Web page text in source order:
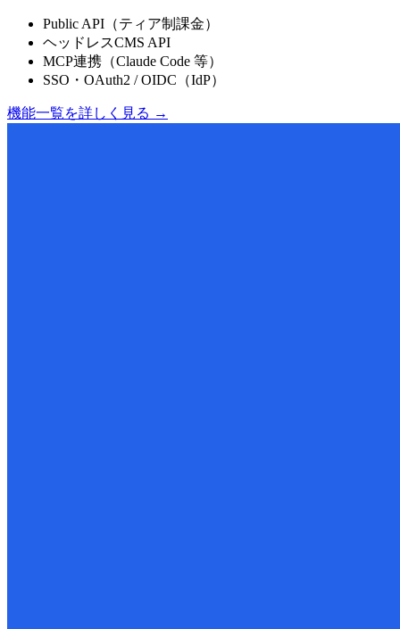
Public API（ティア制課金）
ヘッドレスCMS API
MCP連携（Claude Code 等）
SSO・OAuth2 / OIDC（IdP）
機能一覧を詳しく見る →